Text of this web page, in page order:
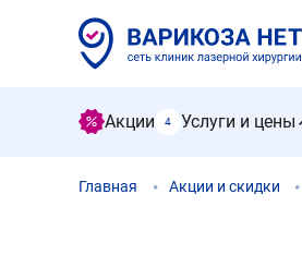
Акции 4 Услуги и цены
Главная Акции и скидки